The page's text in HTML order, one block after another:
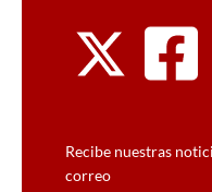
Recibe nuestras
correo